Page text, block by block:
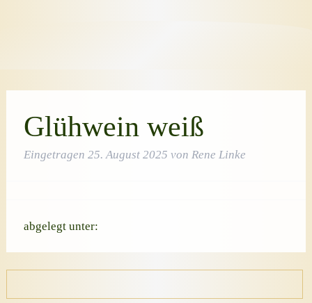
Glühwein weiß
Eingetragen25. August 2025 von Rene Linke
abgelegt unter:
nach: